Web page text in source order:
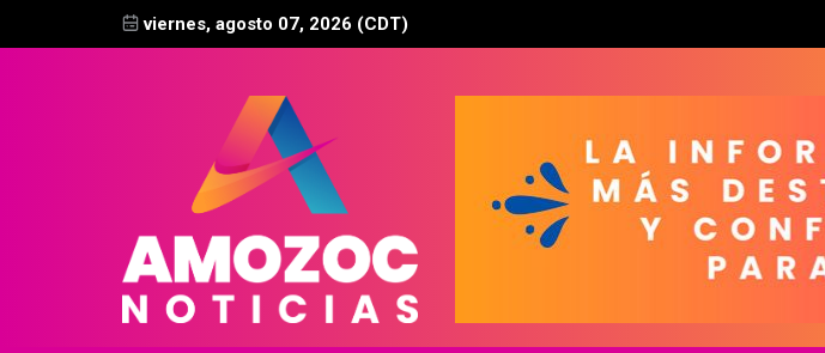
viernes, agosto 07, 2026 (CDT)